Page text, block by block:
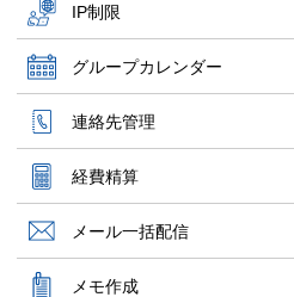
IP制限
グループカレンダー
連絡先管理
経費精算
メール一括配信
メモ作成